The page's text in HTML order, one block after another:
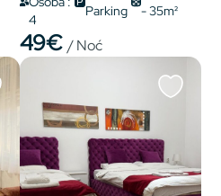
4
Parking
- 35m²
49€ / Noć